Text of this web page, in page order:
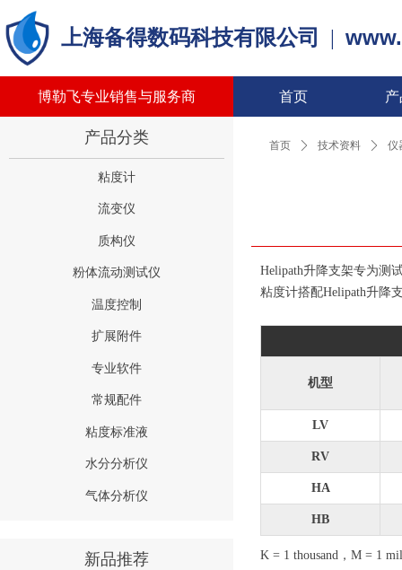
上海备得数码科技有限公司 |
首页
博勒飞专业销售与服务商
首页 ꄲ 技术资料 ꄲ 仪
Helipath升降支架专为测
粘度计搭配Helipath升降
机型
LV
RV
HA
HB
K = 1 thousand，M = 1
粘度计
流变仪
质构仪
粉体流动测试仪
温度控制
扩展附件
专业软件
常规配件
粘度标准液
水分分析仪
气体分析仪
产品分类
新品推荐